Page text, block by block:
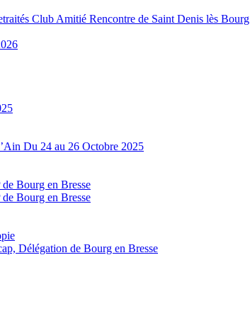
Club Amitié Rencontre de Saint Denis lès Bourg
Du 24 au 26 Octobre 2025
Bourg en Bresse
Bourg en Bresse
Délégation de Bourg en Bresse